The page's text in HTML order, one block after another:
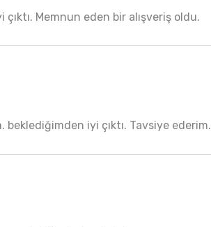
Memnun eden bir alışveriş oldu.
beklediğimden iyi çıktı. Tavsiye ederim.